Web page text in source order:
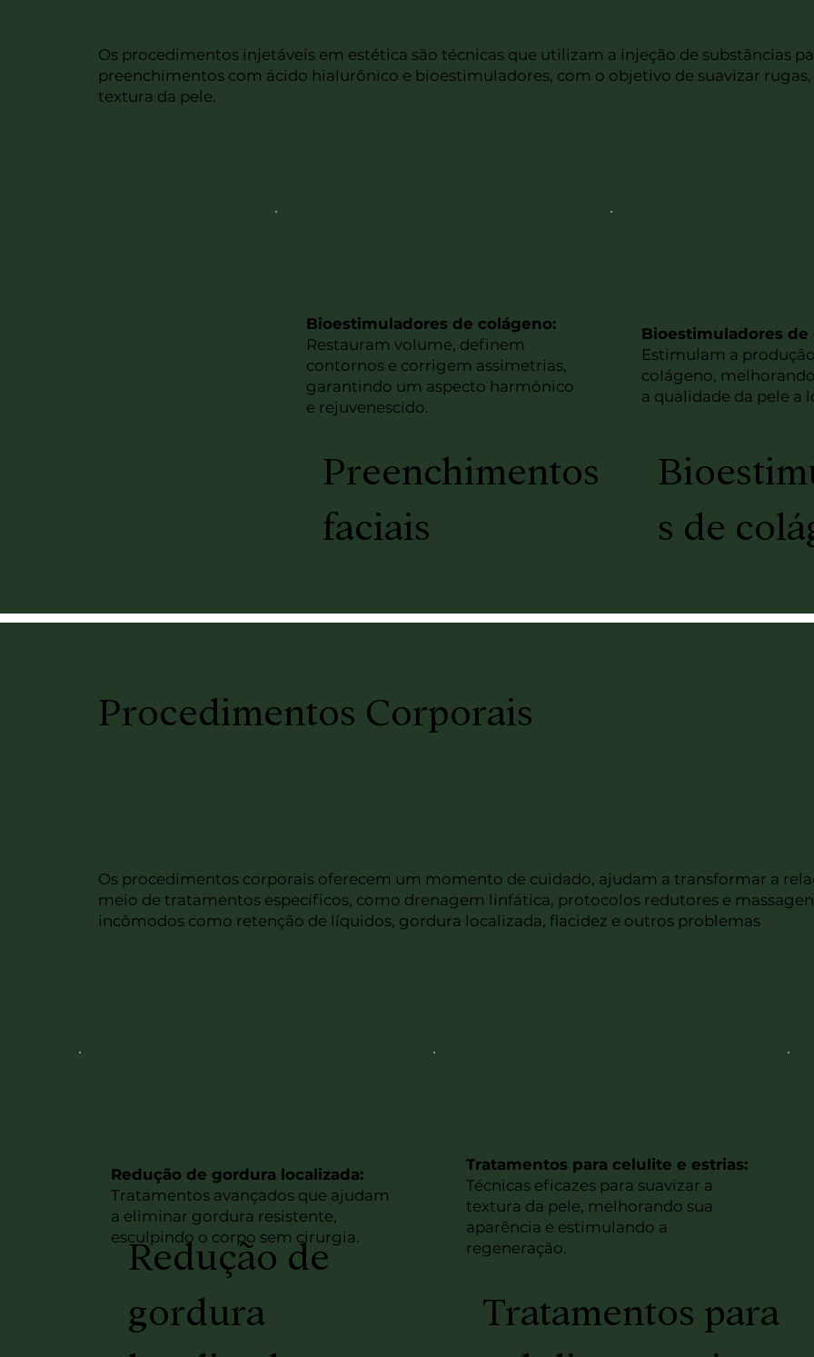
Os procedimentos injetáveis em estética são técnicas que utilizam a injeção de substâncias
preenchimentos com ácido hialurônico e bioestimuladores, com o objetivo de suavizar
textura da pele.
Bioestimuladores de colágeno:
Restauram volume, definem
contornos e corrigem assimetrias,
garantindo um aspecto harmônico
e rejuvenescido.
Preenchimentos
faciais
Bioestimuladores de
Estimulam a
colágeno,
a qualidade da pele a
s de
Procedimentos Corporais
Os procedimentos corporais oferecem um momento de cuidado, ajudam a transformar a
meio de tratamentos específicos, como drenagem linfática, protocolos redutores e
incômodos como retenção de líquidos, gordura localizada, flacidez e outros problemas
Redução de gordura localizada:
Tratamentos avançados que ajudam
a eliminar gordura resistente,
esculpindo o corpo sem cirurgia.
Redução de
gordura
Tratamentos para celulite e estrias:
Técnicas eficazes para suavizar a
textura da pele, melhorando sua
aparência e estimulando a
regeneração.
Tratamentos para